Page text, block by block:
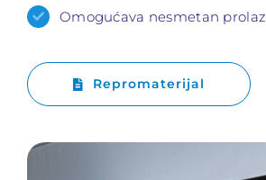
Omogućava nesmetan prolaz
Repromaterijal